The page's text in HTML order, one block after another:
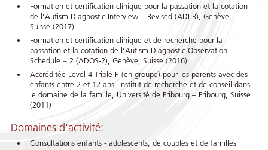
Formation et certification clinique pour la passation et la cotation
de l’Autism Diagnostic Interview – Revised (ADI-R), Genève,
Suisse (2017)
Formation et certification clinique et de recherche pour la
passation et la cotation de l’Autism Diagnostic Observation
Schedule – 2 (ADOS-2), Genève, Suisse (2016)
Accréditée Level 4 Triple P (en groupe) pour les parents avec des
enfants entre 2 et 12 ans, Institut de recherche et de conseil dans
le domaine de la famille, Université de Fribourg – Fribourg, Suisse
(2011)
Domaines d'activité:
Consultations enfants - adolescents, de couples et de familles